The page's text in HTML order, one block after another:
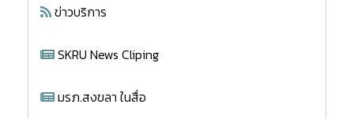
ข่าวบริการ
SKRU News Cliping
มรภ.สงขลา ในสื่อ